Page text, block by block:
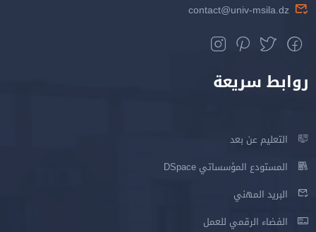
contact@univ-msila.dz
روابط سريعة
التعليم عن بعد
المستودع المؤسساتي DSpace
البريد المهني
الفضاء الرقمي للعمل